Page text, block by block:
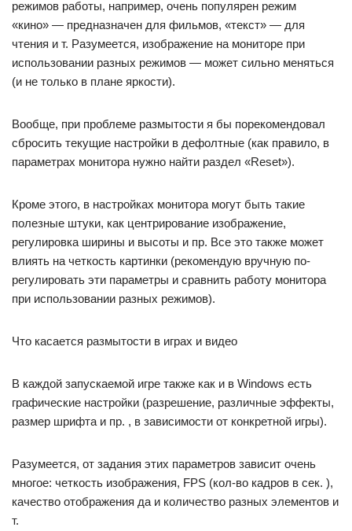
режимов работы, например, очень популярен режим
«кино» — предназначен для фильмов, «текст» — для
чтения и т. Разумеется, изображение на мониторе при
использовании разных режимов — может сильно меняться
(и не только в плане яркости).
Вообще, при проблеме размытости я бы порекомендовал
сбросить текущие настройки в дефолтные (как правило, в
параметрах монитора нужно найти раздел «Reset»).
Кроме этого, в настройках монитора могут быть такие
полезные штуки, как центрирование изображение,
регулировка ширины и высоты и пр. Все это также может
влиять на четкость картинки (рекомендую вручную по-
регулировать эти параметры и сравнить работу монитора
при использовании разных режимов).
Что касается размытости в играх и видео
В каждой запускаемой игре также как и в Windows есть
графические настройки (разрешение, различные эффекты,
размер шрифта и пр. , в зависимости от конкретной игры).
Разумеется, от задания этих параметров зависит очень
многое: четкость изображения, FPS (кол-во кадров в сек. ),
качество отображения да и количество разных элементов и
т.